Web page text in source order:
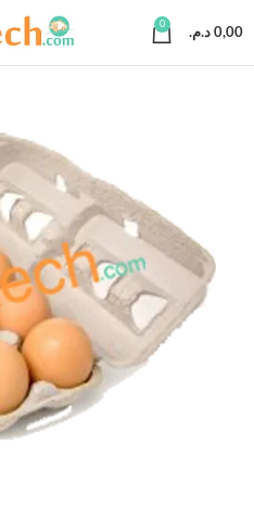
0
0,00 د.م.